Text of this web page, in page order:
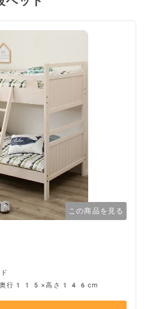
この商品を見る
奥行115×高さ146cm